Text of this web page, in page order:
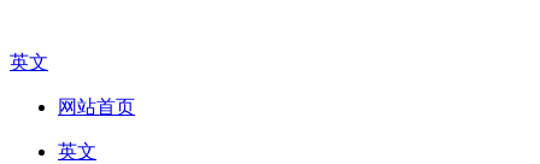
英文
网站首页
英文